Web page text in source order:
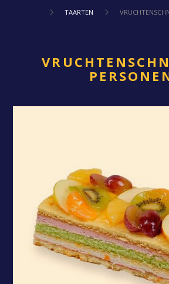
TAARTEN